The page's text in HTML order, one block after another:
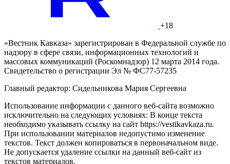
+18
«Вестник Кавказа» зарегистрирован в Федеральной службе по
надзору в сфере связи, информационных технологий и
массовых коммуникаций (Роскомнадзор) 12 марта 2014 года.
Свидетельство о регистрации Эл № ФС77-57235
Главный редактор: Сидельникова Мария Сергеевна
Использование информации с данного веб-сайта возможно
исключительно на следующих условиях: В конце текста
необходимо указывать ссылку на сайт https://vestikavkaza.ru.
При использовании материалов недопустимо изменение
текстов. Текст должен копироваться в первоначальном виде.
Не допускается удаление ссылки на данный веб-сайт из
текстов материалов.